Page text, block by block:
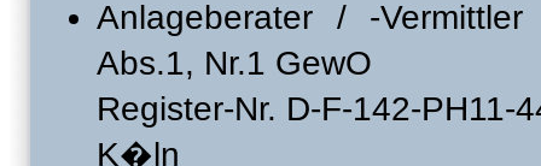
Anlageberater / -
Abs.1, Nr.1 GewO
Register-Nr. D-F-142-PH11-
K�ln